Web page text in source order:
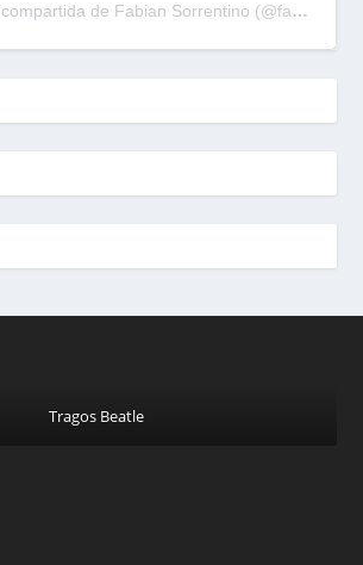
Una publicación compartida de Fabian Sorrentino (@fabiansonria)
Tragos Beatle